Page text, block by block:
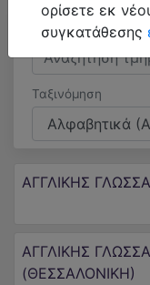
Αναζήτηση
Ταξινόμηση
ΑΓΓΛΙΚΗΣ
ΑΓΓΛΙΚΗΣ
(ΘΕΣΣΑΛΟΝΙΚΗ)
ορίσετε εκ
συγκατάθεσης